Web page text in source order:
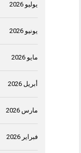
يوليو 2026
يونيو 2026
مايو 2026
أبريل 2026
مارس 2026
فبراير 2026